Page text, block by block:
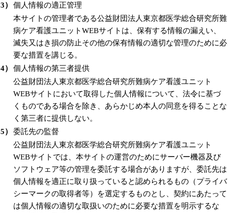
3）
個人情報の適正管理
本サイトの管理者である公益財団法人東京都医学総合研究所難
病ケア看護ユニットWEBサイトは、保有する情報の漏えい、
滅失又はき損の防止その他の保有情報の適切な管理のために必
要な措置を講じる。
4）
個人情報の第三者提供
公益財団法人東京都医学総合研究所難病ケア看護ユニット
WEBサイトにおいて取得した個人情報について、法令に基づ
くものである場合を除き、あらかじめ本人の同意を得ることな
く第三者に提供しない。
5）
委託先の監督
公益財団法人東京都医学総合研究所難病ケア看護ユニット
WEBサイトでは、本サイトの運営のためにサーバー機器及び
ソフトウェア等の管理を委託する場合がありますが、委託先は
個人情報を適正に取り扱っていると認められるもの（プライバ
シーマークの取得者等）を選定するものとし、契約にあたって
は個人情報の適切な取扱いのために必要な措置を明示するな